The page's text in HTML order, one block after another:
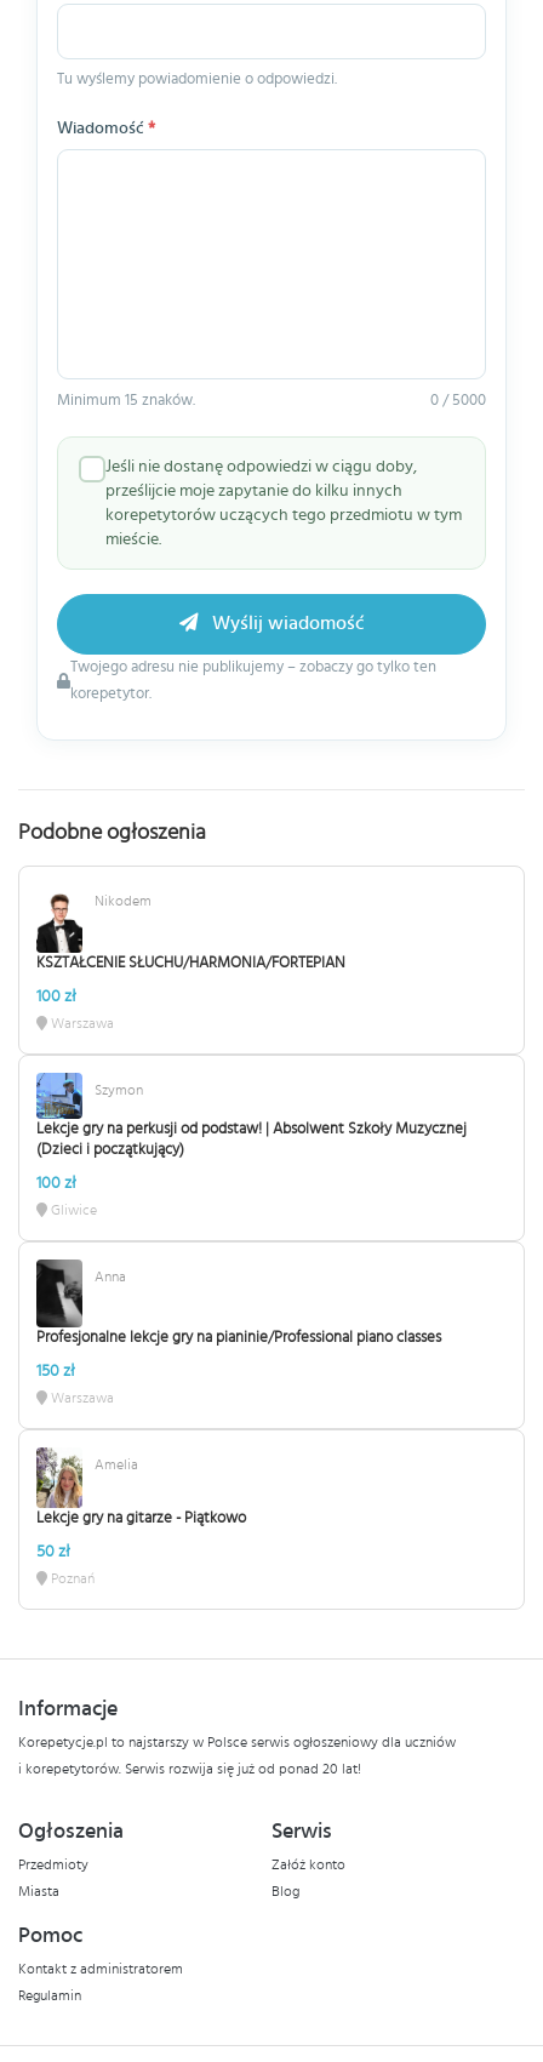
Tu wyślemy powiadomienie o odpowiedzi.
Wiadomość *
Minimum 15 znaków. 0 / 5000
Jeśli nie dostanę odpowiedzi w ciągu doby,
prześlijcie moje zapytanie do kilku innych
korepetytorów uczących tego przedmiotu w tym
mieście.
Twojego adresu nie publikujemy – zobaczy go tylko ten
korepetytor.
Wyślij wiadomość
Podobne ogłoszenia
Nikodem
KSZTAŁCENIE SŁUCHU/HARMONIA/FORTEPIAN
100 zł
Warszawa
Szymon
Lekcje gry na perkusji od podstaw! | Absolwent Szkoły Muzycznej
(Dzieci i początkujący)
100 zł
Gliwice
Anna
Profesjonalne lekcje gry na pianinie/Professional piano classes
150 zł
Warszawa
Amelia
Lekcje gry na gitarze - Piątkowo
50 zł
Poznań
Informacje
Korepetycje.pl to najstarszy w Polsce serwis ogłoszeniowy dla uczniów
i korepetytorów. Serwis rozwija się już od ponad 20 lat!
Ogłoszenia
Przedmioty
Miasta
Serwis
Załóż konto
Blog
Pomoc
Kontakt z administratorem
Regulamin